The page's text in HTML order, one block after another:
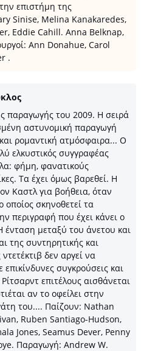
επιστήμη της
Sinise, Melina Kanakaredes,
Eddie Cahill. Anna Belknap,
Ann Donahue, Carol
.
παραγωγής του 2009. Η σειρά
αστυνομική παραγωγή
ρομαντική ατμόσφαιρα... Ο
ελκυστικός συγγραφέας
φήμη, φανατικούς
Τα έχει όμως βαρεθεί. Η
Καστλ για βοήθεια, όταν
οποίος σκηνοθετεί τα
περιγραφή που έχει κάνει ο
μεταξύ του άνετου και
της συντηρητικής και
δεν αργεί να
συγκρούσεις και
επιτέλους αισθάνεται
αν το οφείλει στην
του.... Παίζουν: Nathan
Ruben Santiago-Hudson,
Jones, Seamus Dever, Penny
Παραγωγή: Andrew W.